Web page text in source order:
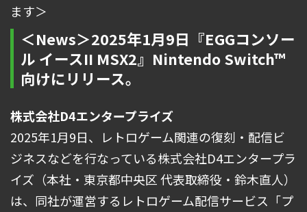
ます＞
＜News＞2025年1月9日『EGGコンソー
ル イースII MSX2』Nintendo Switch™
向けにリリース。
株式会社D4エンタープライズ
2025年1月9日、レトロゲーム関連の復刻・配信ビ
ジネスなどを行なっている株式会社D4エンタープラ
イズ（本社・東京都中央区 代表取締役・鈴木直人）
は、同社が運営するレトロゲーム配信サービス「プ